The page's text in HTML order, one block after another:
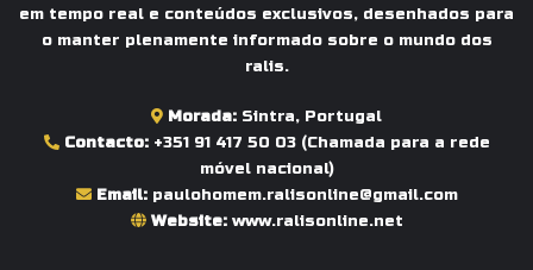
em tempo real e conteúdos exclusivos, desenhados para
o manter plenamente informado sobre o mundo dos
ralis.
Morada: Sintra, Portugal
Contacto: +351 91 417 50 03(Chamada para a rede
móvel nacional)
Email: paulohomem.ralisonline@gmail.com
Website: www.ralisonline.net